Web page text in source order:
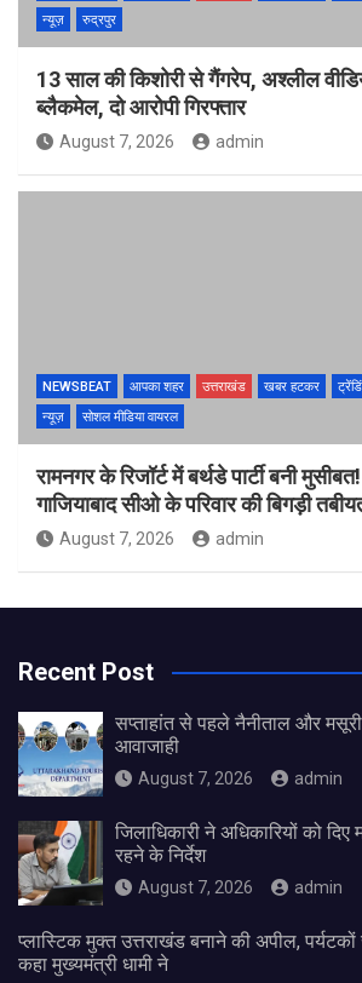
न्यूज़
रुद्रपुर
13 साल की किशोरी से गैंगरेप, अश्लील
ब्लैकमेल, दो आरोपी गिरफ्तार
August 7, 2026 admin
NEWSBEAT आपका शहर उत्तराखंड खबर हटकर
न्यूज़
सोशल मीडिया वायरल
रामनगर के रिजॉर्ट में बर्थडे पार्टी बनी
गाजियाबाद सीओ के परिवार की बिगड़ी
August 7, 2026 admin
Recent Post
सप्ताहांत से पहले नैनीताल और मसूरी
आवाजाही
August 7, 2026 admin
जिलाधिकारी ने अधिकारियों को
रहने के निर्देश
August 7, 2026 admin
प्लास्टिक मुक्त उत्तराखंड बनाने की अपील, पर्यटकों
कहा मुख्यमंत्री धामी ने